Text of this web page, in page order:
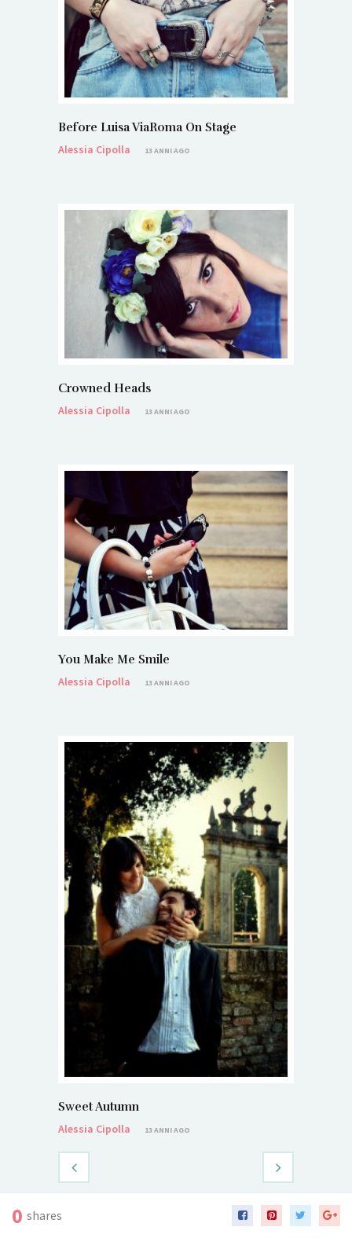
Before Luisa ViaRoma On Stage
Alessia Cipolla
13 ANNI AGO
Crowned Heads
Alessia Cipolla
13 ANNI AGO
You Make Me Smile
Alessia Cipolla
13 ANNI AGO
Sweet Autumn
Alessia Cipolla
13 ANNI AGO
0 shares